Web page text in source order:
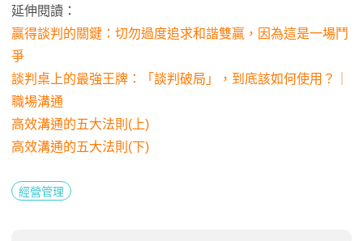
延伸閱讀：
贏得談判的關鍵：切勿過度追求和諧雙贏，因為這是一場鬥
爭
談判桌上的最強王牌：「談判破局」，到底該如何使用？｜
職場溝通
高效溝通的五大法則(上)
高效溝通的五大法則(下)
經營管理